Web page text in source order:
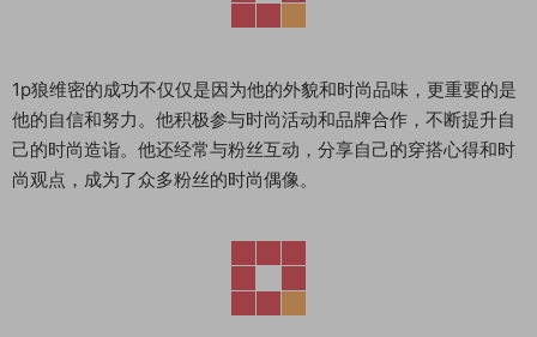
1p狼维密的成功不仅仅是因为他的外貌和时尚品味，更重要的是
他的自信和努力。他积极参与时尚活动和品牌合作，不断提升自
己的时尚造诣。他还经常与粉丝互动，分享自己的穿搭心得和时
尚观点，成为了众多粉丝的时尚偶像。